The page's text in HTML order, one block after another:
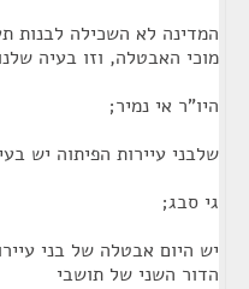
המדינה לא השכילה לבנות
מוכי האבטלה, וזו בעיה
היו"ר אי נמיר;
שלבני עיירות הפיתוה יש
גי סבג;
יש היום אבטלה של בני
הדור השני של תושבי